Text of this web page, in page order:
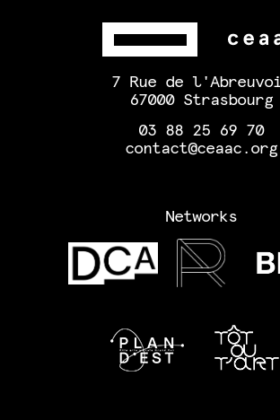
7 Rue de
67000 Strasbourg
03 88 25 69 70
contact@ceaac.org
Networks